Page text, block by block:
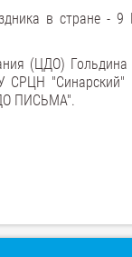
в стране - 9
(ЦДО)
СРЦН "Синарский"
ПИСЬМА".